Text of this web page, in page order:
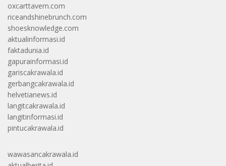
oxcarttavern.com
riceandshinebrunch.com
shoesknowledge.com
aktualinformasi.id
faktadunia.id
gapurainformasi.id
gariscakrawala.id
gerbangcakrawala.id
helvetianews.id
langitcakrawala.id
langitinformasi.id
pintucakrawala.id
wawasancakrawala.id